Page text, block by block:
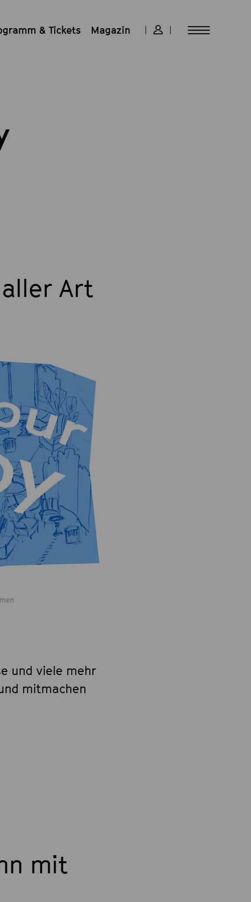
& Tickets Magazin
Art
und viele mehr
mitmachen
mit